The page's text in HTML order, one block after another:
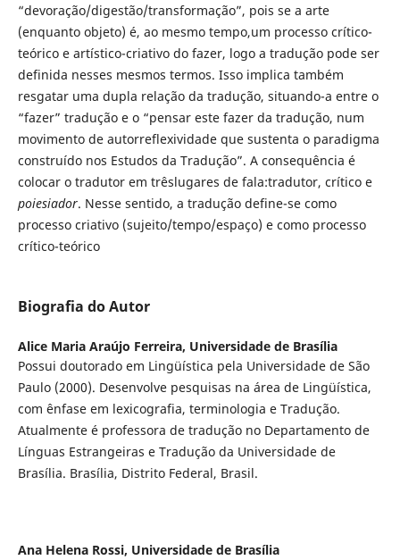
“devoração/digestão/transformação”, pois se a arte
(enquanto objeto) é, ao mesmo tempo,um processo crítico-
teórico e artístico-criativo do fazer, logo a tradução pode ser
definida nesses mesmos termos. Isso implica também
resgatar uma dupla relação da tradução, situando-a entre o
“fazer” tradução e o “pensar este fazer da tradução, num
movimento de autorreflexividade que sustenta o paradigma
construído nos Estudos da Tradução”. A consequência é
colocar o tradutor em trêslugares de fala:tradutor, crítico e
poiesiador. Nesse sentido, a tradução define-se como
processo criativo (sujeito/tempo/espaço) e como processo
crítico-teórico
Biografia do Autor
Alice Maria Araújo Ferreira, Universidade de Brasília
Possui doutorado em Lingüística pela Universidade de São
Paulo (2000). Desenvolve pesquisas na área de Lingüística,
com ênfase em lexicografia, terminologia e Tradução.
Atualmente é professora de tradução no Departamento de
Línguas Estrangeiras e Tradução da Universidade de
Brasília. Brasília, Distrito Federal, Brasil.
Ana Helena Rossi, Universidade de Brasília